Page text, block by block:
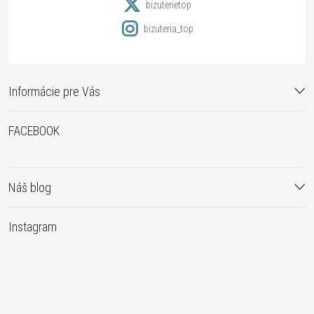
Informácie pre Vás
bizuterietop
bizuteria_top
FACEBOOK
Náš blog
Instagram